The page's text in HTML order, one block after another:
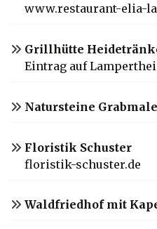
www.restaurant-elia-
Grillhütte
Eintrag auf
Natursteine
Floristik Schuster
floristik-schuster.de
Waldfriedhof mit